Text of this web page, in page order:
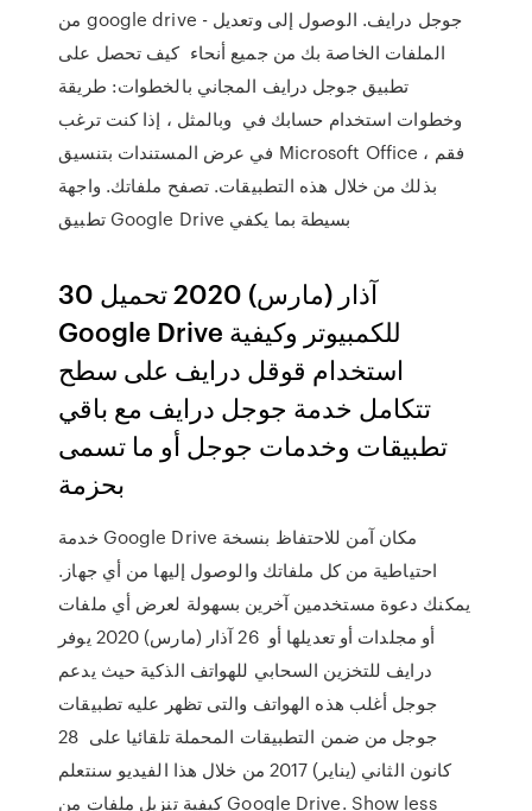
من google drive - جوجل درايف. الوصول إلى وتعديل
الملفات الخاصة بك من جميع أنحاء كيف تحصل على
تطبيق جوجل درايف المجاني بالخطوات: طريقة
وخطوات استخدام حسابك في وبالمثل ، إذا كنت ترغب
في عرض المستندات بتنسيق Microsoft Office ، فقم
بذلك من خلال هذه التطبيقات. تصفح ملفاتك. واجهة
30 آذار (مارس) 2020 تحميل
Google Drive للكمبيوتر وكيفية
استخدام قوقل درايف على سطح
تتكامل خدمة جوجل درايف مع باقي
تطبيقات وخدمات جوجل أو ما تسمى
خدمة Google Drive مكان آمن للاحتفاظ بنسخة
احتياطية من كل ملفاتك والوصول إليها من أي جهاز.
يمكنك دعوة مستخدمين آخرين بسهولة لعرض أي ملفات
أو مجلدات أو تعديلها أو 26 آذار (مارس) 2020 يوفر
درايف للتخزين السحابي للهواتف الذكية حيث يدعم
جوجل أغلب هذه الهواتف والتى تظهر عليه تطبيقات
جوجل من ضمن التطبيقات المحملة تلقائيا على 28
كانون الثاني (يناير) 2017 من خلال هذا الفيديو سنتعلم
كيفية تنزيل ملفات من Google Drive. Show less